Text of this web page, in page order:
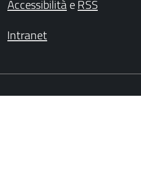
AccessibilitàeRSS
Intranet